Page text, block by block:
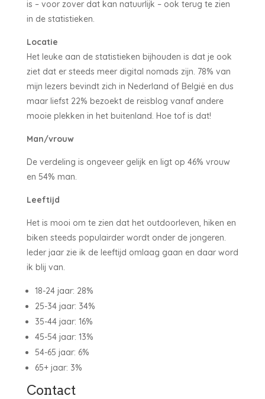
is – voor zover dat kan natuurlijk – ook terug te zien
in de statistieken.
Locatie
Het leuke aan de statistieken bijhouden is dat je ook
ziet dat er steeds meer digital nomads zijn. 78% van
mijn lezers bevindt zich in Nederland of België en dus
maar liefst 22% bezoekt de reisblog vanaf andere
mooie plekken in het buitenland. Hoe tof is dat!
Man/vrouw
De verdeling is ongeveer gelijk en ligt op 46% vrouw
en 54% man.
Leeftijd
Het is mooi om te zien dat het outdoorleven, hiken en
biken steeds populairder wordt onder de jongeren.
Ieder jaar zie ik de leeftijd omlaag gaan en daar word
ik blij van.
18-24 jaar: 28%
25-34 jaar: 34%
35-44 jaar: 16%
45-54 jaar: 13%
54-65 jaar: 6%
65+ jaar: 3%
Contact